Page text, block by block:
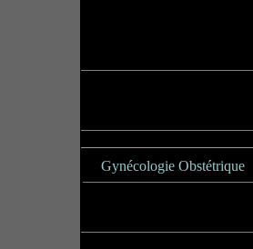
Gynécologie Obstétrique